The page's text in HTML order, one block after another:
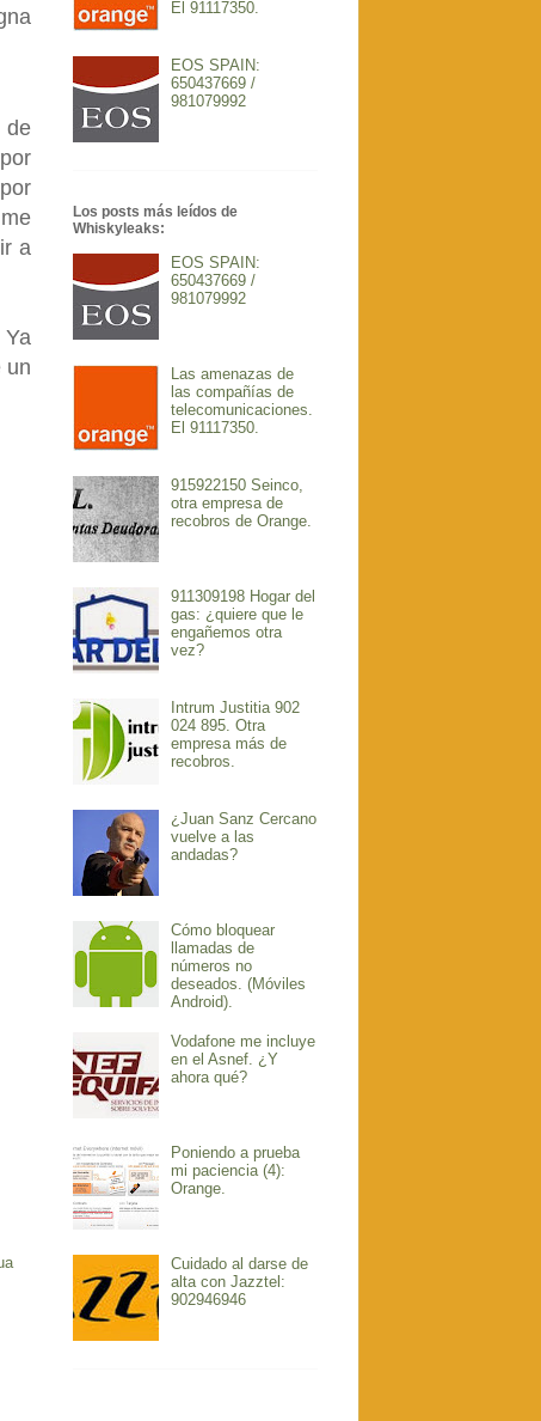
de
a
Ya
un
El 91117350.
EOS SPAIN:
650437669 /
981079992
Los posts más leídos de
Whiskyleaks:
EOS SPAIN:
650437669 /
981079992
Las amenazas de
las compañías de
telecomunicaciones.
El 91117350.
915922150 Seinco,
otra empresa de
recobros de Orange.
911309198 Hogar del
gas: ¿quiere que le
engañemos otra
vez?
Intrum Justitia 902
024 895. Otra
empresa más de
recobros.
¿Juan Sanz Cercano
vuelve a las
andadas?
Cómo bloquear
llamadas de
números no
deseados. (Móviles
Android).
Vodafone me incluye
en el Asnef. ¿Y
ahora qué?
Poniendo a prueba
mi paciencia (4):
Orange.
Cuidado al darse de
alta con Jazztel:
902946946